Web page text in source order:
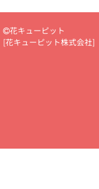
ール
新築引っ越し祝
場上司や先輩へ贈るお
あり)
花キューピッ
花キューピット
[花キューピット株式会社]